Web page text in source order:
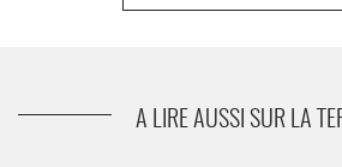
A LIRE AUSSI SUR LA